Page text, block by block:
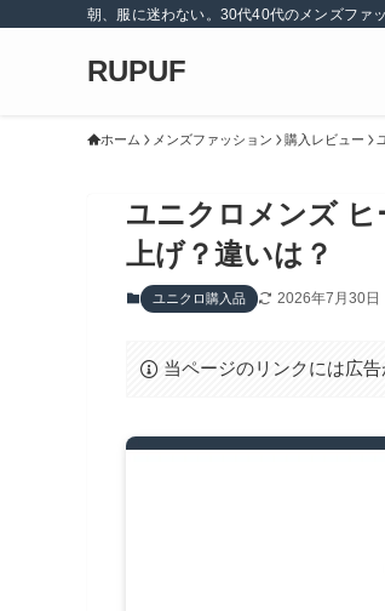
朝、服に迷わない。30代40代のメンズファ
RUPUF
ホーム メンズファッション 購入レビュー
ユニクロメンズ
上げ？違いは？
ユニクロ購入品 2026年7月30日
当ページのリンクには広告